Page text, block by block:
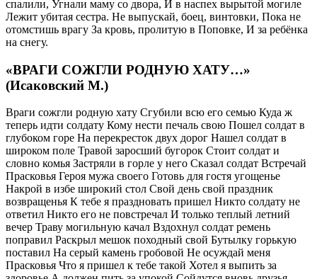
спалили, Угнали маму со двора, И в наспех вырытой могиле
Лежит убитая сестра. Не выпускай, боец, винтовки, Пока не
отомстишь врагу За кровь, пролитую в Поповке, И за ребёнка
на снегу.
«ВРАГИ СОЖГЛИ РОДНУЮ ХАТУ…»
(Исаковский М.)
Враги сожгли родную хату Сгубили всю его семью Куда ж
теперь идти солдату Кому нести печаль свою Пошел солдат в
глубоком горе На перекресток двух дорог Нашел солдат в
широком поле Травой заросший бугорок Стоит солдат и
словно комья Застряли в горле у него Сказал солдат Встречай
Прасковья Героя мужа своего Готовь для гостя угощенье
Накрой в избе широкий стол Свой день свой праздник
возвращенья К тебе я праздновать пришел Никто солдату не
ответил Никто его не повстречал И только теплый летний
вечер Траву могильную качал Вздохнул солдат ремень
поправил Раскрыл мешок походный свой Бутылку горькую
поставил На серый камень гробовой Не осуждай меня
Прасковья Что я пришел к тебе такой Хотел я выпить за